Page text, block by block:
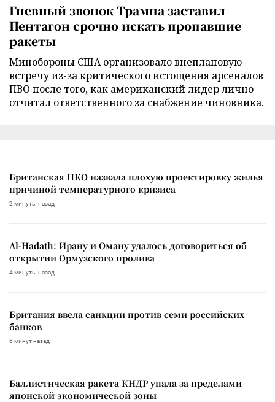
Гневный звонок Трампа заставил
Пентагон срочно искать пропавшие
ракеты
Минобороны США организовало внеплановую
встречу из-за критического истощения арсеналов
ПВО после того, как американский лидер лично
отчитал ответственного за снабжение чиновника.
Британская НКО назвала плохую проектировку жилья
причиной температурного кризиса
2 минуты назад
Al-Hadath: Ирану и Оману удалось договориться об
открытии Ормузского пролива
4 минуты назад
Британия ввела санкции против семи российских
банков
6 минут назад
Баллистическая ракета КНДР упала за пределами
японской экономической зоны